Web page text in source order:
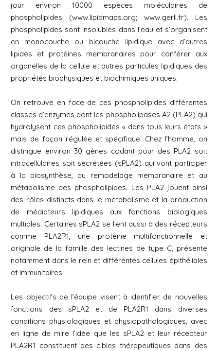
jour environ 10000 espèces moléculaires de
phospholipides (www.lipidmaps.org; www.gerli.fr). Les
phospholipides sont insolubles dans l’eau et s’organisent
en monocouche ou bicouche lipidique avec d’autres
lipides et protéines membranaires pour conférer aux
organelles de la cellule et autres particules lipidiques des
propriétés biophysiques et biochimiques uniques.
On retrouve en face de ces phospholipides différentes
classes d’enzymes dont les phospholipases A2 (PLA2) qui
hydrolysent ces phospholipides « dans tous leurs états »
mais de façon régulée et spécifique. Chez l’homme, on
distingue environ 30 gènes codant pour des PLA2 soit
intracellulaires soit sécrétées (sPLA2) qui vont participer
à la biosynthèse, au remodelage membranaire et au
métabolisme des phospholipides. Les PLA2 jouent ainsi
des rôles distincts dans le métabolisme et la production
de médiateurs lipidiques aux fonctions biologiques
multiples. Certaines sPLA2 se lient aussi à des récepteurs
comme PLA2R1, une protéine multifonctionnelle et
originale de la famille des lectines de type C, présente
notamment dans le rein et différentes cellules épithéliales
et immunitaires.
Les objectifs de l’équipe visent à identifier de nouvelles
fonctions des sPLA2 et de PLA2R1 dans diverses
conditions physiologiques et physiopathologiques, avec
en ligne de mire l’idée que les sPLA2 et leur récepteur
PLA2R1 constituent des cibles thérapeutiques dans des